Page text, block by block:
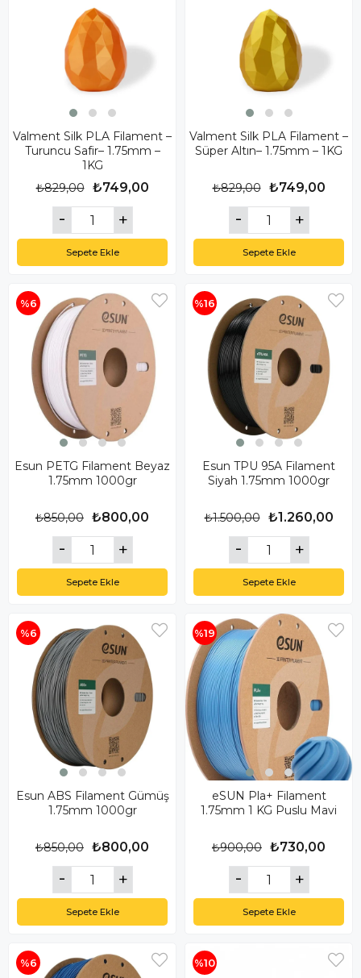
Valment Silk PLA Filament –
Turuncu Safir– 1.75mm –
1KG
₺749,00
₺829,00
Sepete Ekle
Valment Silk PLA Filament –
Süper Altın– 1.75mm – 1KG
₺749,00
₺829,00
Sepete Ekle
Esun PETG Filament Beyaz
1.75mm 1000gr
₺800,00
₺850,00
Sepete Ekle
%6
Esun TPU 95A Filament
Siyah 1.75mm 1000gr
₺1.260,00
₺1.500,00
Sepete Ekle
%16
Esun ABS Filament Gümüş
1.75mm 1000gr
₺800,00
₺850,00
Sepete Ekle
%6
eSUN Pla+ Filament
1.75mm 1 KG Puslu Mavi
₺730,00
₺900,00
Sepete Ekle
%19
%6 %10